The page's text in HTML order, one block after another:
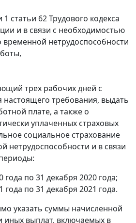
статьи 62 Трудового кодекса
и в связи с необходимостью
временной нетрудоспособности
трех рабочих дней с
требования, выдать
плате, а также о
уплаченных страховых
социальное страхование
нетрудоспособности и в связи
года по 31 декабря 2020 года;
года по 31 декабря 2021 года.
указать суммы начисленной
иных выплат, включаемых в